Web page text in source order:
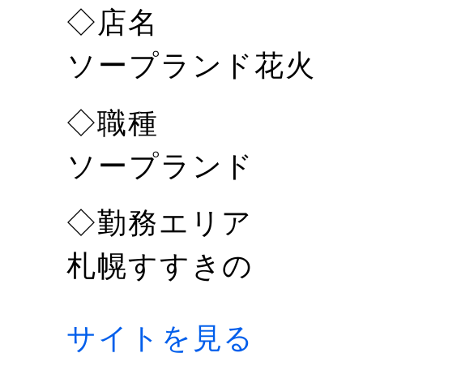
◇店名
ソープランド花火
◇職種
ソープランド
◇勤務エリア
札幌すすきの
サイトを見る